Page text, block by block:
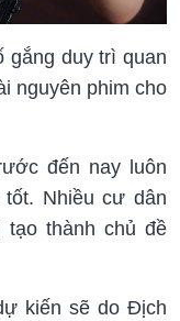
gắng duy trì quan
nguyên phim cho
đến nay luôn
Nhiều cư dân
thành chủ đề
kiến sẽ do Địch